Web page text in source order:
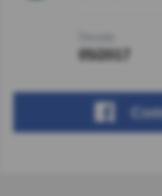
05/2017